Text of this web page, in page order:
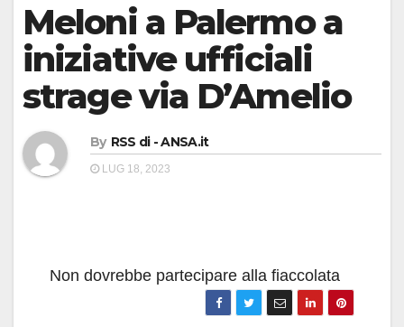
Meloni a Palermo a
iniziative ufficiali
strage via D’Amelio
By RSS di - ANSA.it
LUG 18, 2023
Non dovrebbe partecipare alla fiaccolata